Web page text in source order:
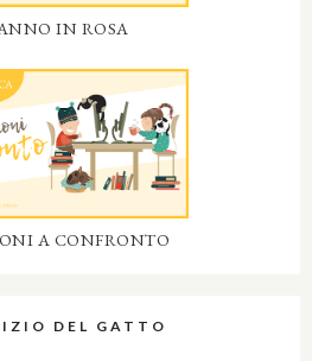
IN ROSA
A CONFRONTO
DEL GATTO